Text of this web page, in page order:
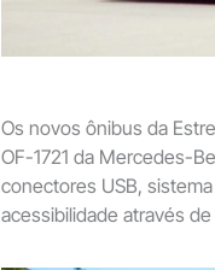
Os novos ônibus da
OF-1721 da Mercedes-
conectores USB,
acessibilidade através